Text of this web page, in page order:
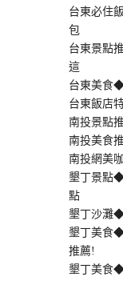
台東必住
包
台東景點
這
台東美食
台東飯店
南投景點
南投美食
南投網美
墾丁景點
點
墾丁沙灘
墾丁美食
推薦!
墾丁美食